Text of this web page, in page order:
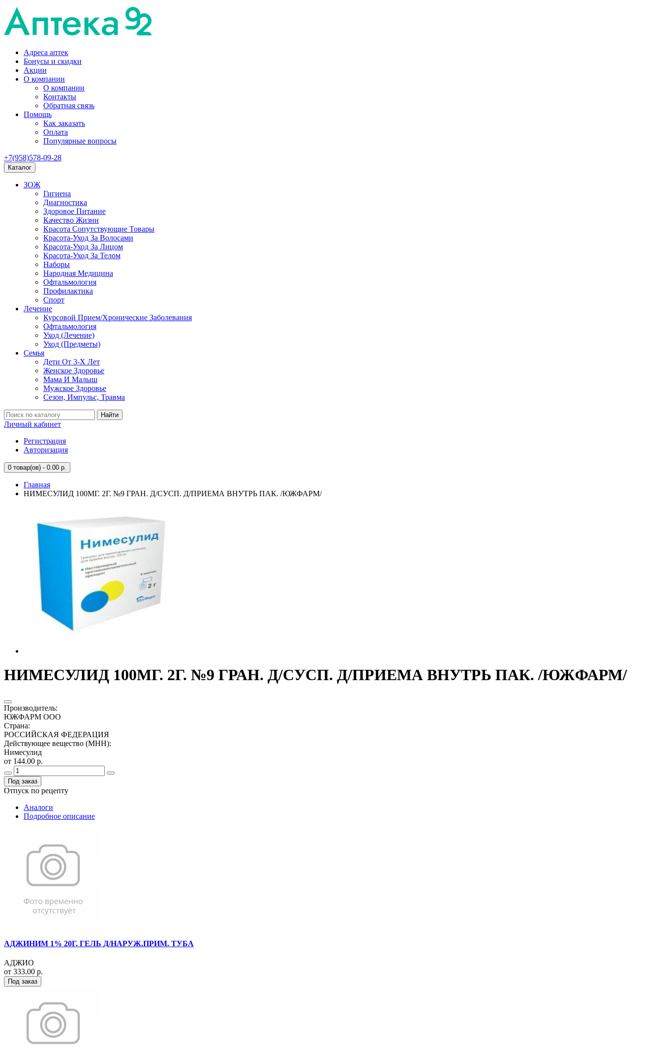
Адреса аптек
Бонусы и скидки
Акции
О компании
О компании
Контакты
Обратная связь
Помощь
Как заказать
Оплата
Популярные вопросы
+7(958)578-09-28
Каталог
ЗОЖ
Гигиена
Диагностика
Здоровое Питание
Качество Жизни
Красота Сопутствующие Товары
Красота-Уход За Волосами
Красота-Уход За Лицом
Красота-Уход За Телом
Наборы
Народная Медицина
Офтальмология
Профилактика
Спорт
Лечение
Курсовой Прием/Хронические Заболевания
Офтальмология
Уход (Лечение)
Уход (Предметы)
Семья
Дети От 3-Х Лет
Женское Здоровье
Мама И Малыш
Мужское Здоровье
Сезон, Импульс, Травма
Найти
Личный кабинет
Регистрация
Авторизация
0 товар(ов) - 0.00 р.
Главная
НИМЕСУЛИД 100МГ. 2Г. №9 ГРАН. Д/СУСП. Д/ПРИЕМА ВНУТРЬ ПАК. /ЮЖФАРМ/
НИМЕСУЛИД 100МГ. 2Г. №9 ГРАН. Д/СУСП. Д/ПРИЕМА ВНУТРЬ ПАК. /ЮЖФАРМ/
Производитель:
ЮЖФАРМ ООО
Страна:
РОССИЙСКАЯ ФЕДЕРАЦИЯ
Действующее вещество (МНН):
Нимесулид
от 144.00 р.
Под заказ
Отпуск по рецепту
Аналоги
Подробное описание
АДЖИНИМ 1% 20Г. ГЕЛЬ Д/НАРУЖ.ПРИМ. ТУБА
АДЖИО
от 333.00 р.
Под заказ